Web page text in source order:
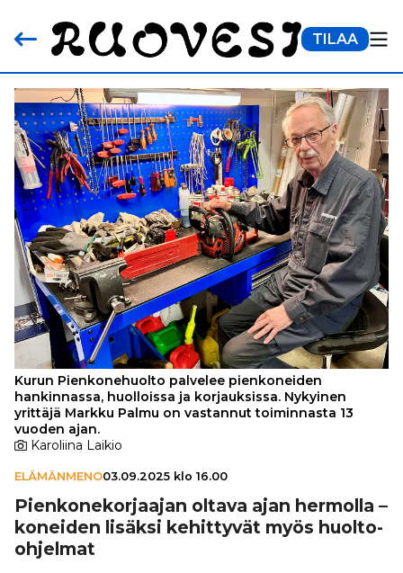
TILAA
Kurun Pienkonehuolto palvelee pienkoneiden
hankinnassa, huolloissa ja korjauksissa. Nykyinen
yrittäjä Markku Palmu on vastannut toiminnasta 13
vuoden ajan.
Karoliina Laikio
ELÄMÄNMENO03.09.2025 klo 16.00
Pien­ko­ne­kor­jaa­jan oltava ajan hermolla –
koneiden lisäksi kehit­ty­vät myös huolto-
ohjelmat